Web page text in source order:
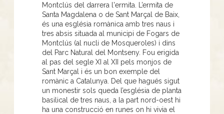
Montclús del darrera l'ermita. L’ermita de
Santa Magdalena o de Sant Marçal de Baix,
és una església romànica amb tres naus i
tres absis situada al municipi de Fogars de
Montclús (al nucli de Mosqueroles) i dins
del Parc Natural del Montseny. Fou erigida
al pas del segle XI al XII pels monjos de
Sant Marçal i és un bon exemple del
romànic a Catalunya. Del que hagués sigut
un monestir sols queda l’església de planta
basilical de tres naus, a la part nord-oest hi
ha una construcció en runes on hi vivia el